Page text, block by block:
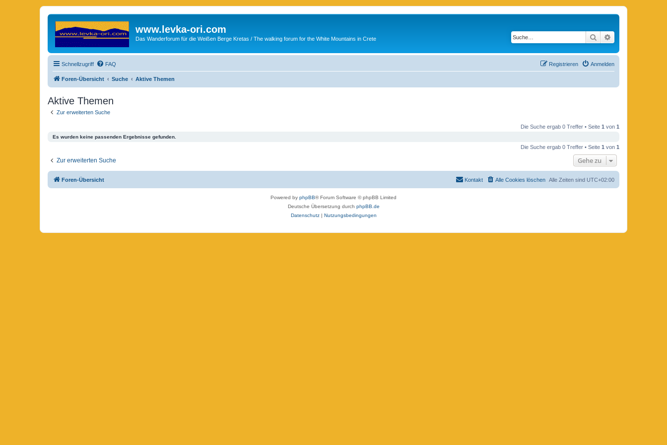
www.levka-ori.com
Das Wanderforum für die Weißen Berge Kretas / The walking forum for the White Mountains in Crete Suche
Schnellzugriff FAQ Anmelden
Registrieren
Foren-Übersicht Suche Aktive Themen
Aktive Themen
Zur erweiterten Suche
Die Suche ergab 0 Treffer • Seite 1 von 1
Es wurden keine passenden Ergebnisse gefunden.
Die Suche ergab 0 Treffer • Seite 1 von 1
Zur erweiterten Suche Gehe zu
Foren-Übersicht Alle Zeiten sind UTC+02:00
Alle Cookies löschen
Kontakt
Powered by phpBB® Forum Software © phpBB Limited
Deutsche Übersetzung durch phpBB.de
Datenschutz| Nutzungsbedingungen